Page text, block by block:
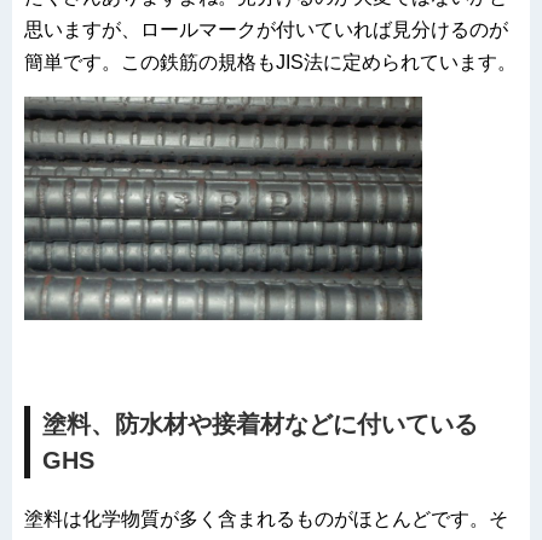
思いますが、ロールマークが付いていれば見分けるのが
簡単です。この鉄筋の規格もJIS法に定められています。
塗料、防水材や接着材などに付いている
GHS
塗料は化学物質が多く含まれるものがほとんどです。そ